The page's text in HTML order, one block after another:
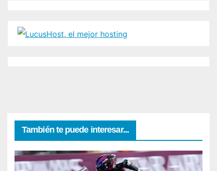
También te puede interesar...